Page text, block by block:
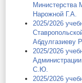
Министерства
Нарожной Г.А.
2025/2026
Абдулгазиеву
2025/2026
С.Ю.
2025/2026